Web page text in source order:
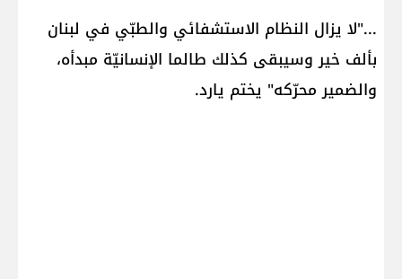
..."لا يزال النظام الاستشفائي والطبّي في لبنان
بألف خير وسيبقى كذلك طالما الإنسانيّة مبدأه،
والضمير محرّكه" يختم يارد.